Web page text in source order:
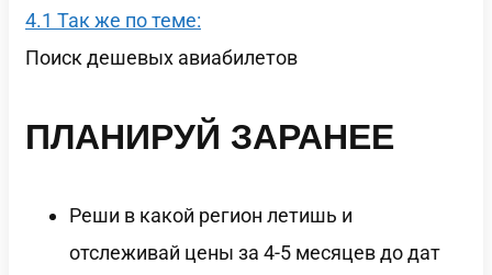
4.1 Так же по теме:
Поиск дешевых авиабилетов
ПЛАНИРУЙ ЗАРАНЕЕ
Реши в какой регион летишь и
отслеживай цены за 4-5 месяцев до дат